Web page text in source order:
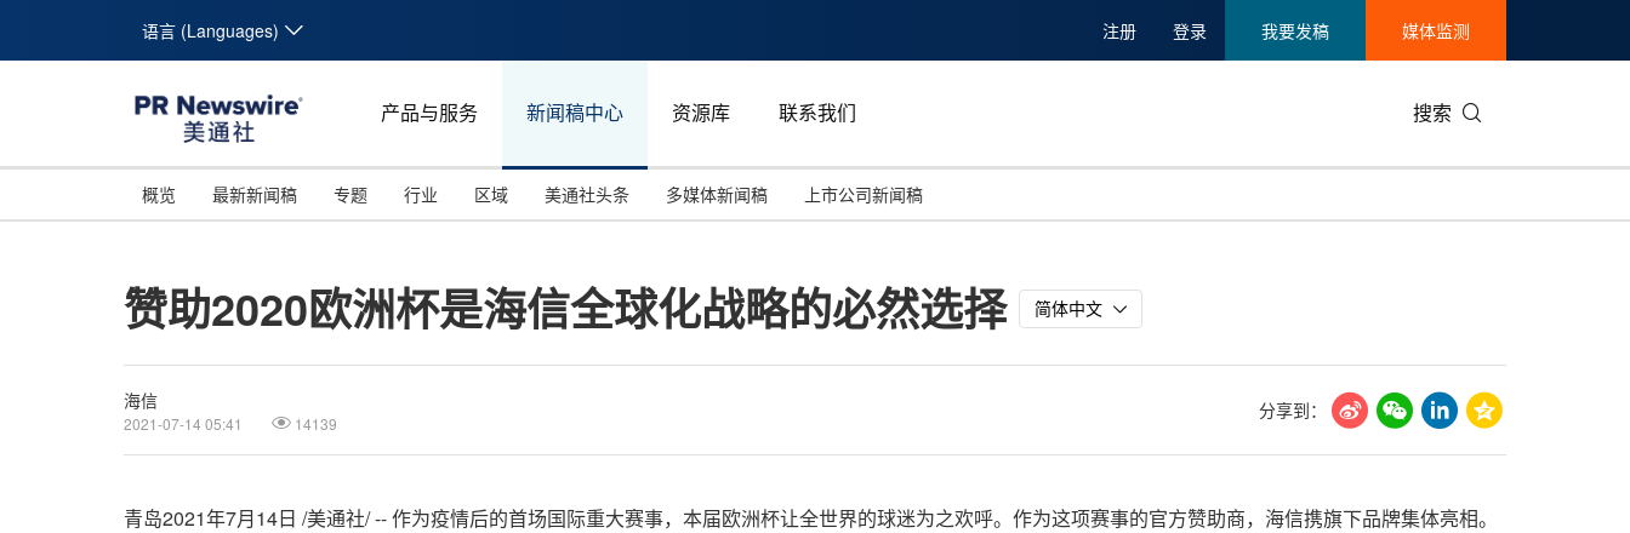
语言 (Languages) 注册 登录 我要发稿 媒体监测
产品与服务 新闻稿中心 资源库 联系我们 搜索
概览 最新新闻稿 专题
投资并购
美国临床肿瘤学会(ASCO)
行业
能源化工与环保
区域
马来西亚
美通社头条 多媒体新闻稿 上市公司新闻稿
赞助2020欧洲杯是海信全球化战略的必然选择 简体中文
海信
2021-07-14 05:41 14139
分享到：
青岛2021年7月14日 /美通社/ -- 作为疫情后的首场国际重大赛事，本届欧洲杯让全世界的球迷为之欢呼。作为这项赛事的官方赞助商，海信携旗下品牌集体亮相。